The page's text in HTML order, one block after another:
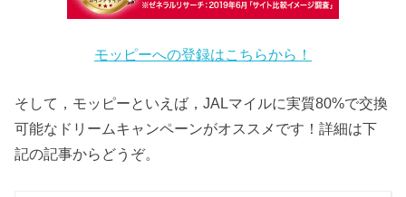
モッピーへの登録はこちらから！
そして，モッピーといえば，JALマイルに実質80%で交換
可能なドリームキャンペーンがオススメです！詳細は下
記の記事からどうぞ。